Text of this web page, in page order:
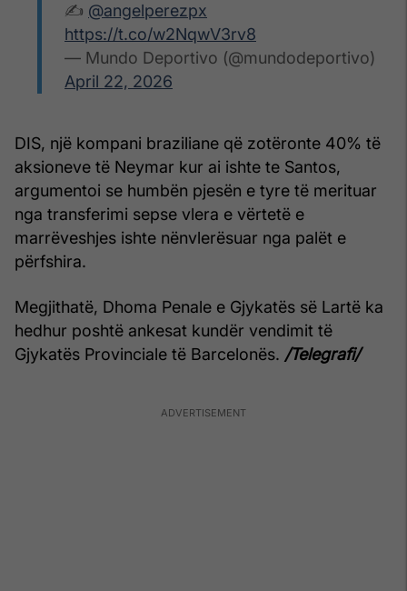
✍️ @angelperezpx
https://t.co/w2NqwV3rv8
— Mundo Deportivo (@mundodeportivo)
April 22, 2026
DIS, një kompani braziliane që zotëronte 40% të
aksioneve të Neymar kur ai ishte te Santos,
argumentoi se humbën pjesën e tyre të merituar
nga transferimi sepse vlera e vërtetë e
marrëveshjes ishte nënvlerësuar nga palët e
përfshira.
Megjithatë, Dhoma Penale e Gjykatës së Lartë ka
hedhur poshtë ankesat kundër vendimit të
Gjykatës Provinciale të Barcelonës. /Telegrafi/